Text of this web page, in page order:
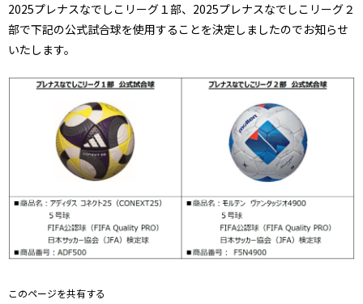
2025プレナスなでしこリーグ１部、2025プレナスなでしこリーグ２
部で下記の公式試合球を使用することを決定しましたのでお知らせ
いたします。
このページを共有する